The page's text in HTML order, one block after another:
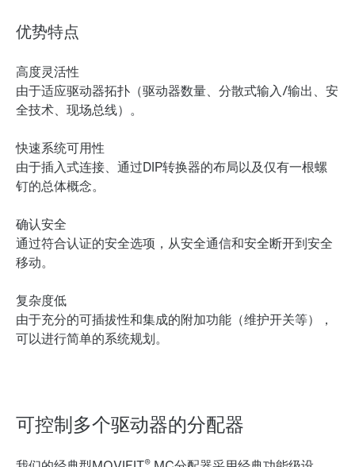
可控制多个驱动器的分配器
®
优势特点
高度灵活性
由于适应驱动器拓扑（驱动器数量、分散式输入/输出、安
全技术、现场总线）。
快速系统可用性
由于插入式连接、通过DIP转换器的布局以及仅有一根螺
钉的总体概念。
确认安全
通过符合认证的安全选项，从安全通信和安全断开到安全
移动。
复杂度低
由于充分的可插拔性和集成的附加功能（维护开关等），
可以进行简单的系统规划。